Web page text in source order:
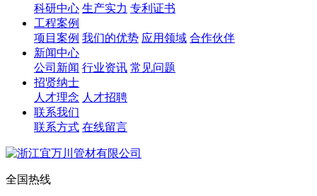
科研中心 生产实力 专利证书
工程案例
项目案例 我们的优势 应用领域 合作伙伴
新闻中心
公司新闻 行业资讯 常见问题
招贤纳士
人才理念 人才招聘
联系我们
联系方式 在线留言
全国热线